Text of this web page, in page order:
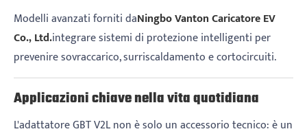
Modelli avanzati forniti daNingbo Vanton Caricatore EV
Co., Ltd.integrare sistemi di protezione intelligenti per
prevenire sovraccarico, surriscaldamento e cortocircuiti.
Applicazioni chiave nella vita quotidiana
L'adattatore GBT V2L non è solo un accessorio tecnico: è un